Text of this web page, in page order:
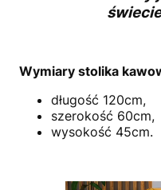
Wymiary stolika
długość 120cm,
szerokość 60cm,
wysokość 45cm.